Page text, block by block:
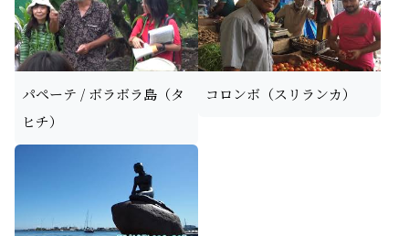
パペーテ / ボラボラ島（タ
ヒチ）
コロンボ（スリランカ）